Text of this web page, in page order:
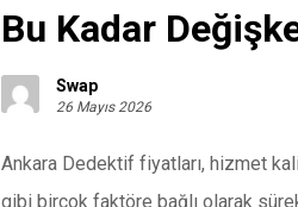
Bu Kadar
Swap
26 Mayıs 2026
Ankara Dedektif fiyatları, hizmet
gibi birçok faktöre bağlı olarak